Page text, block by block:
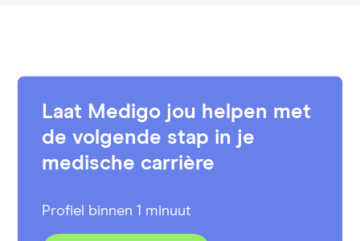
Laat Medigo jou helpen met
de volgende stap in je
medische carrière
Profiel binnen 1 minuut